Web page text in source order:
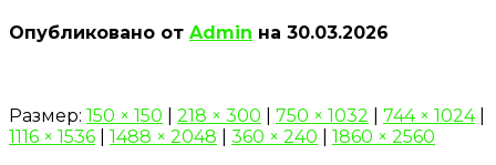
Опубликовано от Admin на 30.03.2026
Размер: 150 × 150 218 × 300 750 × 1032 744 × 1024
1116 × 1536
1488 × 2048 360 × 240 1860 × 2560